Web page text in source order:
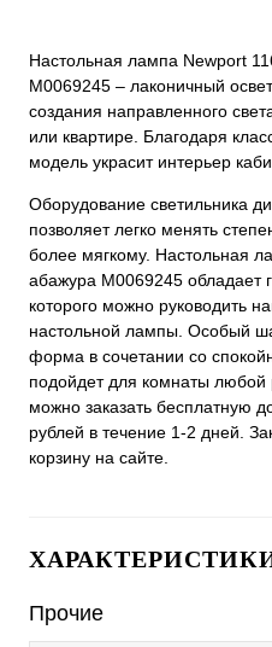
Настольная лампа Newport
М0069245 – лаконичный
создания направленного
или квартире. Благодаря
модель украсит интерьер
Оборудование светильника
позволяет легко менять
более мягкому. Настольная
абажура М0069245 обладает
которого можно руководить
настольной лампы. Особый
форма в сочетании со
подойдет для комнаты
можно заказать бесплатную
рублей в течение 1-2 дней.
корзину на сайте.
Прочие